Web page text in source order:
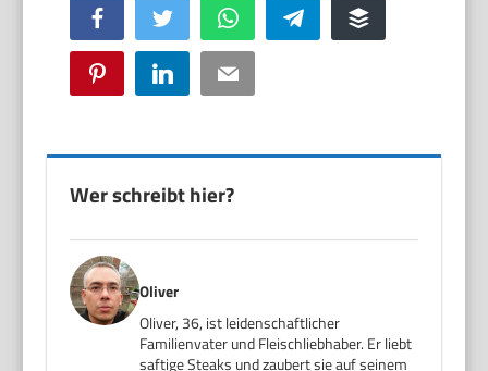
Facebook Twitter WhatsApp Telegram Buffer
Pinterest LinkedIn Email
Wer schreibt hier?
Oliver
Oliver, 36, ist leidenschaftlicher
Familienvater und Fleischliebhaber. Er liebt
saftige Steaks und zaubert sie auf seinem